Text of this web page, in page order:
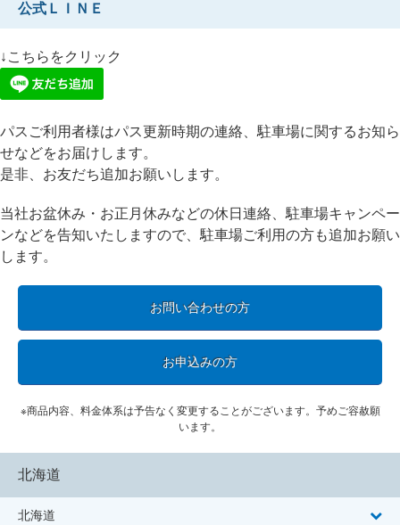
公式ＬＩＮＥ
↓こちらをクリック
パスご利用者様はパス更新時期の連絡、駐車場に関するお知ら
せなどをお届けします。
是非、お友だち追加お願いします。
当社お盆休み・お正月休みなどの休日連絡、駐車場キャンペー
ンなどを告知いたしますので、駐車場ご利用の方も追加お願い
します。
お問い合わせの方
お申込みの方
※商品内容、料金体系は予告なく変更することがございます。予めご容赦願
います。
北海道
北海道